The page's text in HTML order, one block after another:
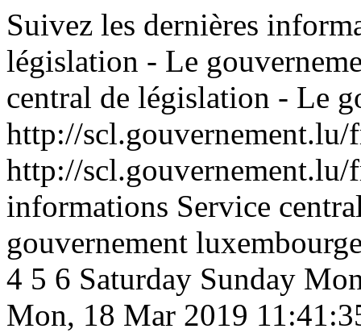
Suivez les dernières
législation - Le
central de législation - Le
http://
http://
informations Service
gouvernement
4 5 6 Saturday Sunday
Mon, 18 Mar 2019